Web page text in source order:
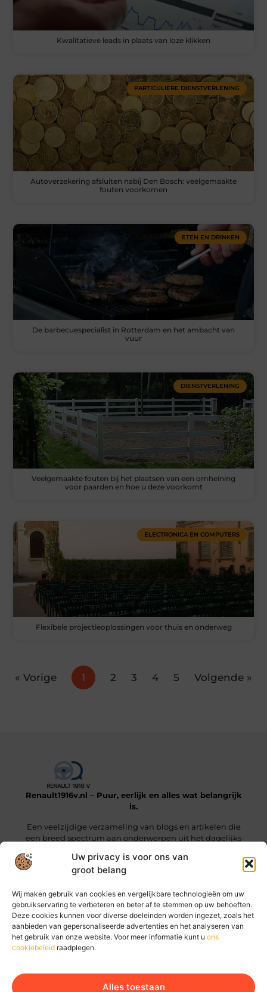
Uw privacy is voor ons van
groot belang
Wij maken gebruik van cookies en vergelijkbare technologieën om uw
gebruikservaring te verbeteren en beter af te stemmen op uw behoeften.
Deze cookies kunnen voor diverse doeleinden worden ingezet, zoals het
aanbieden van gepersonaliseerde advertenties en het analyseren van
het gebruik van onze website. Voor meer informatie kunt u ons
cookiebeleid raadplegen.
Alles toestaan
Kwalitatieve leads in plaats van loze klikken
PARTICULIERE DIENSTVERLENING
Autoverzekering afsluiten nabij Den Bosch: veelgemaakte
fouten voorkomen
ETEN EN DRINKEN
De barbecuespecialist in Rotterdam en het ambacht van
vuur
DIENSTVERLENING
Veelgemaakte fouten bij het plaatsen van een omheining
voor paarden en hoe u deze voorkomt
ELECTRONICA EN COMPUTERS
Flexibele projectieoplossingen voor thuis en onderweg
« Vorige 1 2 3 4 5 Volgende »
Renault1916v.nl – Puur, eerlijk en alles wat belangrijk
is.
Een veelzijdige verzameling van blogs en artikelen die
een breed spectrum aan onderwerpen uit het dagelijks
Onze informatie
Bericht categorie